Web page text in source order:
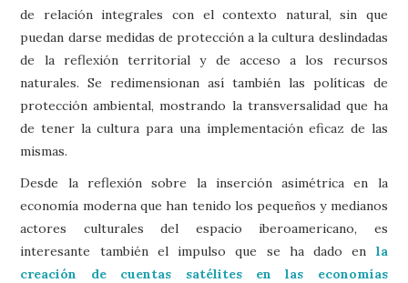
de relación integrales con el contexto natural, sin que
puedan darse medidas de protección a la cultura deslindadas
de la reflexión territorial y de acceso a los recursos
naturales. Se redimensionan así también las políticas de
protección ambiental, mostrando la transversalidad que ha
de tener la cultura para una implementación eficaz de las
mismas.
Desde la reflexión sobre la inserción asimétrica en la
economía moderna que han tenido los pequeños y medianos
actores culturales del espacio iberoamericano, es
interesante también el impulso que se ha dado en la
creación de cuentas satélites en las economías